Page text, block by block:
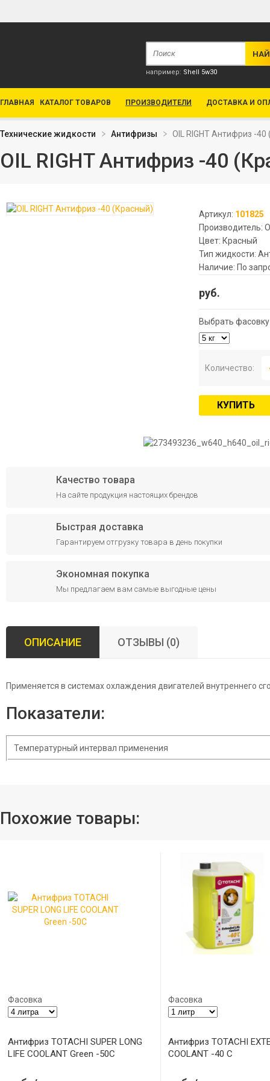
например: Shell 5w30
ГЛАВНАЯ КАТАЛОГ ТОВАРОВ ПРОИЗВОДИТЕЛИ ДОСТАВКА И
Технические жидкости Антифризы OIL RIGHT Антифриз -
OIL RIGHT Антифриз -40
Артикул: 101825
Производитель:
Цвет: Красный
Тип жидкости:
Наличие: По
руб.
Выбрать
Количество:
КУПИТЬ
Качество товара
На сайте продукция настоящих брендов
Быстрая доставка
Гарантируем отгрузку товара в день покупки
Экономная покупка
Мы предлагаем вам самые выгодные цены
ОПИСАНИЕ ОТЗЫВЫ (0)
Применяется в системах охлаждения двигателей внутреннего
Показатели:
Температурный интервал применения
Похожие товары:
Фасовка
Антифриз TOTACHI SUPER LONG
LIFE COOLANT Green -50C
Фасовка
Антифриз TOTACHI
COOLANT -40 C